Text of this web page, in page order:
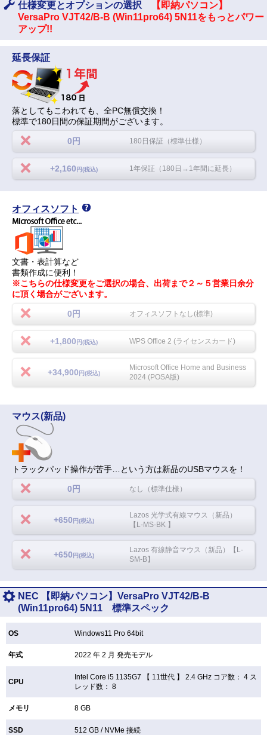
仕様変更とオプションの選択
【即納パソコン】
VersaPro VJT42/B-B (Win11pro64) 5N11をもっとパワー
アップ!!
延長保証
落としてもこわれても、全PC無償交換！
標準で180日間の保証期間がございます。
0円 180日保証（標準仕様）
+2,160 円(税込) 1年保証（180日→1年間に延長）
オフィスソフト
文書・表計算など
書類作成に便利！
※こちらの仕様変更をご選択の場合、出荷まで２～５営業日余分
に頂く場合がございます。
0円 オフィスソフトなし(標準)
+1,800 円(税込) WPS Office 2 (ライセンスカード)
+34,900 円(税込)
Microsoft Office Home and Business
2024 (POSA版)
マウス(新品)
トラックパッド操作が苦手…という方は新品のUSBマウスを！
0円 なし（標準仕様）
+650 円(税込)
Lazos 光学式有線マウス（新品）
【L-MS-BK 】
+650 円(税込)
Lazos 有線静音マウス（新品）【L-
SM-B】
NEC 【即納パソコン】VersaPro VJT42/B-B
(Win11pro64) 5N11 標準スペック
OS Windows11 Pro 64bit
年式 2022 年 2 月 発売モデル
CPU
Intel Core i5 1135G7 【 11世代 】 2.4 GHz コア数： 4 ス
レッド数： 8
メモリ 8 GB
SSD 512 GB / NVMe 接続